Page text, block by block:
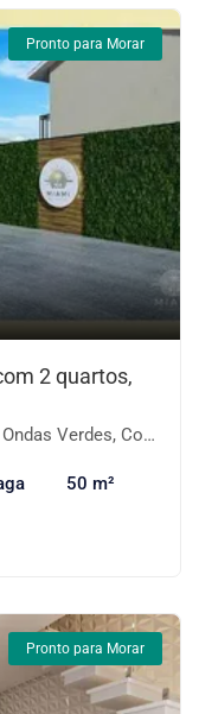
Pronto para Morar
2 quartos,
Verdes, Cotia-SP
50 m²
Pronto para Morar